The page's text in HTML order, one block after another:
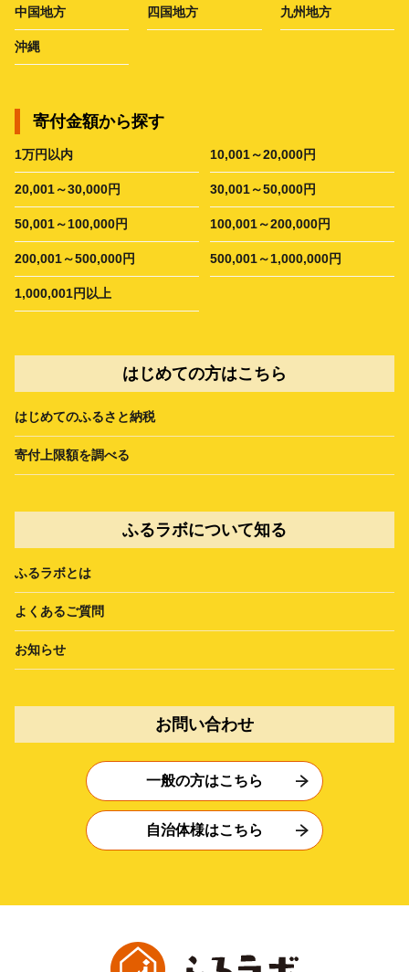
中国地方 四国地方 九州地方
沖縄
寄付金額から探す
1万円以内 10,001～20,000円
20,001～30,000円 30,001～50,000円
50,001～100,000円 100,001～200,000円
200,001～500,000円 500,001～1,000,000円
1,000,001円以上
はじめての方はこちら
はじめてのふるさと納税
寄付上限額を調べる
ふるラボについて知る
ふるラボとは
よくあるご質問
お知らせ
お問い合わせ
一般の方はこちら
自治体様はこちら